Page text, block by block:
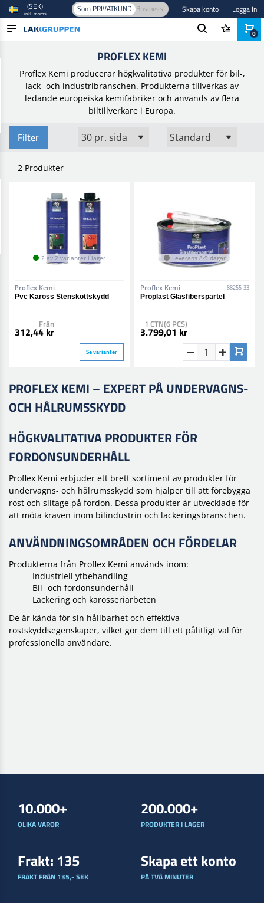
BRANSCHER
BLOGG
(SEK)
inkl. moms Som PRIVATKUND Business Skapa konto Logga In
PROFLEX KEMI
Proflex Kemi producerar högkvalitativa produkter för bil-,
lack- och industribranschen. Produkterna tillverkas av
ledande europeiska kemifabriker och används av flera
biltillverkare i Europa.
Filter
2 Produkter
2 av 2 varianter i lager
Proflex Kemi
Pvc Kaross Stenskottskydd
Från
312,44 kr
Se varianter
Leverans 8-9 dagar
Proflex Kemi 88255-33
Proplast Glasfiberspartel
1 CTN(6 PCS)
3.799,01 kr
PROFLEX KEMI – EXPERT PÅ UNDERVAGNS-
OCH HÅLRUMSSKYDD
HÖGKVALITATIVA PRODUKTER FÖR
FORDONSUNDERHÅLL
Proflex Kemi erbjuder ett brett sortiment av produkter för
undervagns- och hålrumsskydd som hjälper till att förebygga
rost och slitage på fordon. Dessa produkter är utvecklade för
att möta kraven inom bilindustrin och lackeringsbranschen.
ANVÄNDNINGSOMRÅDEN OCH FÖRDELAR
Produkterna från Proflex Kemi används inom:
Industriell ytbehandling
Bil- och fordonsunderhåll
Lackering och karosseriarbeten
De är kända för sin hållbarhet och effektiva
rostskyddsegenskaper, vilket gör dem till ett pålitligt val för
professionella användare.
10.000+
OLIKA VAROR
200.000+
PRODUKTER I LAGER
Frakt: 135
FRAKT FRÅN 135,- SEK
Skapa ett konto
PÅ TVÅ MINUTER
0